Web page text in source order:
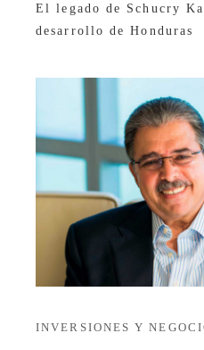
El legado de Schucry
desarrollo de Honduras
INVERSIONES Y